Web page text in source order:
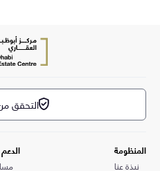
المنظومة
نبذة عنا
الدعم
التحقق